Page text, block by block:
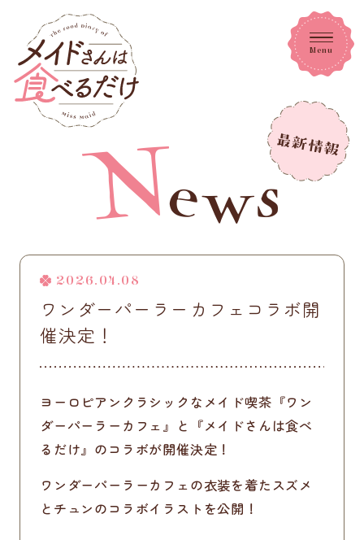
Menu
ワンダーパーラーカフェコラボ開
催決定！
2026.04.08
ヨーロピアンクラシックなメイド喫茶『ワン
ダーパーラーカフェ』と『メイドさんは食べ
るだけ』のコラボが開催決定！
ワンダーパーラーカフェの衣装を着たスズメ
とチュンのコラボイラストを公開！